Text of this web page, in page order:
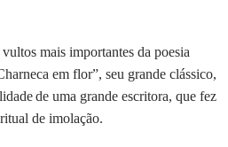
mais importantes da poesia
em flor”, seu grande clássico,
de uma grande escritora, que fez
de imolação.